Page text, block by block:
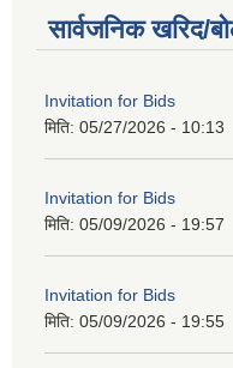
सार्वजनिक खरिद/
Invitation for Bids
मिति: 05/27/2026 - 10:13
Invitation for Bids
मिति: 05/09/2026 - 19:57
Invitation for Bids
मिति: 05/09/2026 - 19:55